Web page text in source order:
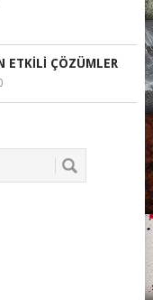
ETKILI ÇÖZÜMLER